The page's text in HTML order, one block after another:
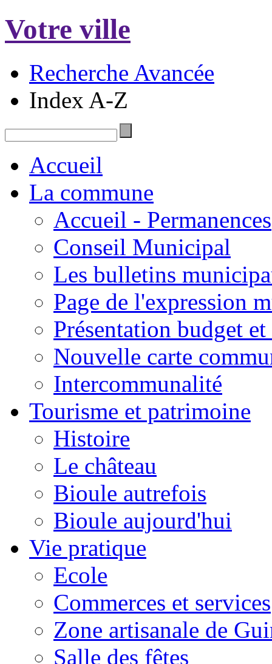
Votre ville
Recherche Avancée
Index A-Z
Accueil
La commune
Accueil - Permanences
Conseil Municipal
Les bulletins
Page de l'expression
Présentation budget
Nouvelle carte
Intercommunalité
Tourisme et patrimoine
Histoire
Le château
Bioule autrefois
Bioule aujourd'hui
Vie pratique
Ecole
Commerces et services
Zone artisanale de
Salle des fêtes